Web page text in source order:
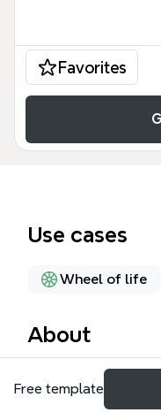
Favorites
Use cases
Wheel of life
About
这份「快乐的生活
发展与日常生活的全
Free template